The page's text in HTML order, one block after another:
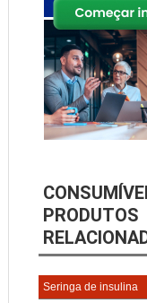
PRODUTOS
Seringa de insulina